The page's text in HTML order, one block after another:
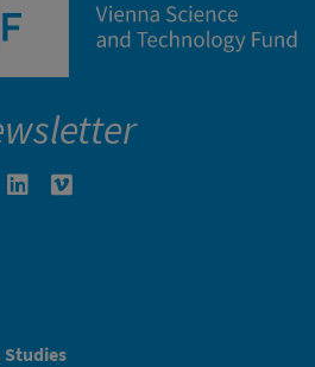
Linkedin in neuem Fenster öffnen
Studies